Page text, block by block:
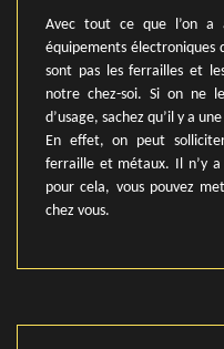
Avec tout ce que l’on a
équipements électroniques
sont pas les ferrailles et
notre chez-soi. Si on ne
d’usage, sachez qu’il y a
En effet, on peut
ferraille et métaux. Il n’y
pour cela, vous pouvez
chez vous.